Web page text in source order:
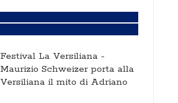
Festival La Versiliana -
Maurizio Schweizer porta alla
Versiliana il mito di Adriano